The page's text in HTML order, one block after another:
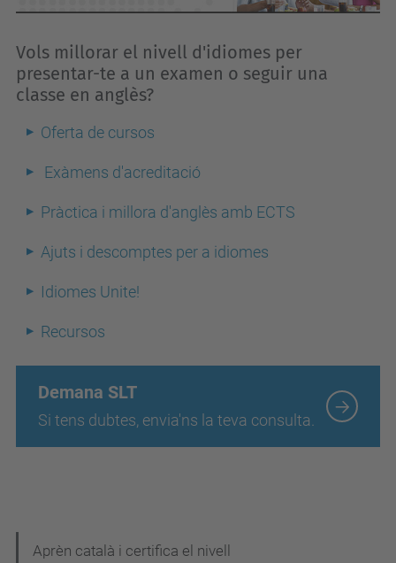
Vols millorar el nivell d'idiomes per
presentar-te a un examen o seguir una
classe en anglès?
Oferta de cursos
Exàmens d'acreditació
Pràctica i millora d'anglès amb ECTS
Ajuts i descomptes per a idiomes
Idiomes Unite!
Recursos
Demana SLT
Si tens dubtes, envia'ns la teva consulta.
Aprèn català i certifica el nivell